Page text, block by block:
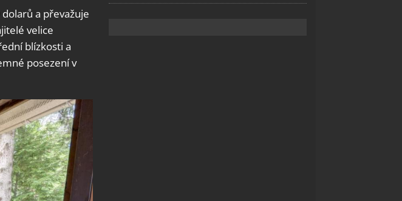
a převažuje
velice
blízkosti a
posezení v